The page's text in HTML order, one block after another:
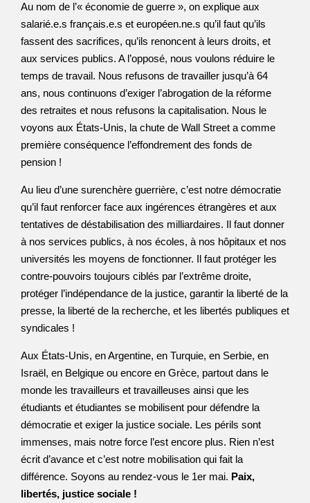
Au nom de l’« économie de guerre », on explique aux
salarié.e.s français.e.s et européen.ne.s qu’il faut qu’ils
fassent des sacrifices, qu’ils renoncent à leurs droits, et
aux services publics. A l’opposé, nous voulons réduire le
temps de travail. Nous refusons de travailler jusqu’à 64
ans, nous continuons d’exiger l’abrogation de la réforme
des retraites et nous refusons la capitalisation. Nous le
voyons aux États-Unis, la chute de Wall Street a comme
première conséquence l’effondrement des fonds de
pension !
Au lieu d’une surenchère guerrière, c’est notre démocratie
qu’il faut renforcer face aux ingérences étrangères et aux
tentatives de déstabilisation des milliardaires. Il faut donner
à nos services publics, à nos écoles, à nos hôpitaux et nos
universités les moyens de fonctionner. Il faut protéger les
contre-pouvoirs toujours ciblés par l’extrême droite,
protéger l’indépendance de la justice, garantir la liberté de la
presse, la liberté de la recherche, et les libertés publiques et
syndicales !
Aux États-Unis, en Argentine, en Turquie, en Serbie, en
Israël, en Belgique ou encore en Grèce, partout dans le
monde les travailleurs et travailleuses ainsi que les
étudiants et étudiantes se mobilisent pour défendre la
démocratie et exiger la justice sociale. Les périls sont
immenses, mais notre force l’est encore plus. Rien n’est
écrit d’avance et c’est notre mobilisation qui fait la
différence. Soyons au rendez-vous le 1er mai. Paix,
libertés, justice sociale !